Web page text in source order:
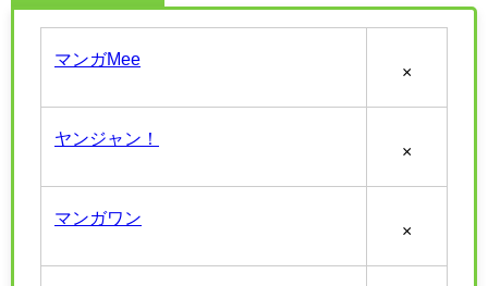
マンガMee
×
ヤンジャン！
×
マンガワン
×